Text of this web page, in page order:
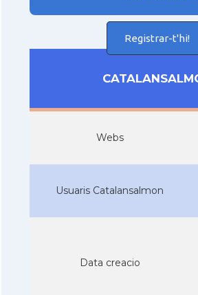
Registrar-t'hi!
Webs
Usuaris Catalansalmon
Data creacio